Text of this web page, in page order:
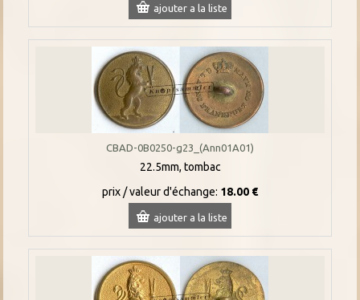
ajouter a la liste
CBAD-0B0250-g23_(Ann01A01)
22.5mm, tombac
prix / valeur d'échange: 18.00 €
ajouter a la liste